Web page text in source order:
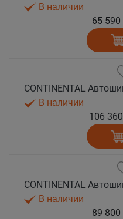
В наличии
65 590
В наличии
106
В наличии
89 800